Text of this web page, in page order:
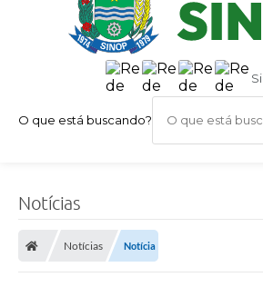
O que está buscando?
Notícias
Notícias Notícia